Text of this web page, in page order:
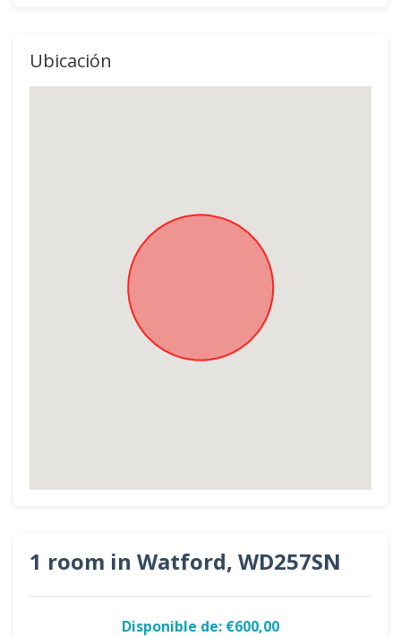
Ubicación
1 room in Watford, WD257SN
Disponible de: €600,00